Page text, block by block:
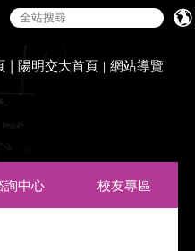
| 陽明交大首頁 |網站導覽
詢中心 校友專區